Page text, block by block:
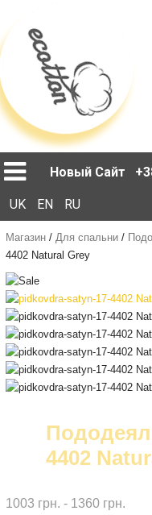
Новый Сайт
UK EN RU
Магазин/ Для спальни/
4402 Natural Grey
4402
1003 грн. - 1360 грн.